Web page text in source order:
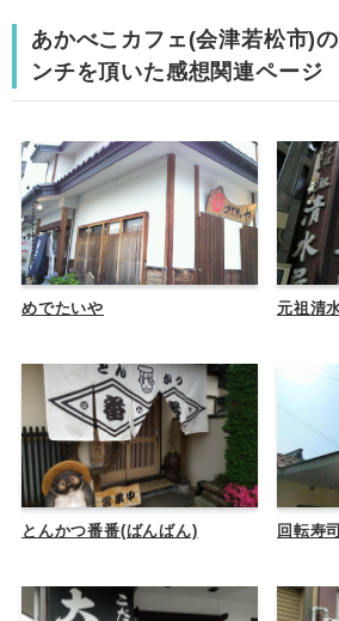
あかべこカフェ(会津若松市)
ンチを頂いた感想関連ページ
めでたいや 元祖清
とんかつ番番(ばんばん) 回転寿